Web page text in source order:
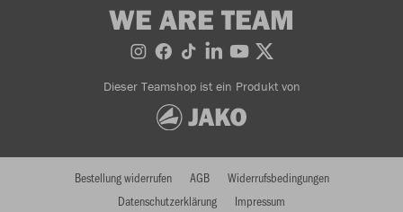
WE ARE TEAM
Dieser Teamshop ist ein Produkt von
Bestellung widerrufen AGB
Widerrufsbedingungen
Datenschutzerklärung
Impressum